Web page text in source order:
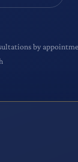
by